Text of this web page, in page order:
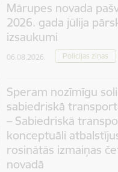
Mārupes novada
2026. gada jūlija
izsaukumi
06.08.2026. Policijas ziņas
Speram nozīmīgu
sabiedriskā
– Sabiedriskā
konceptuāli
rosinātās izmaiņas
novadā